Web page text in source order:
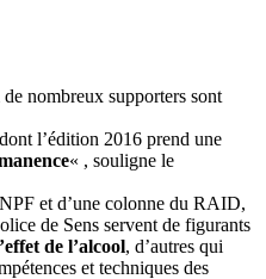
nombreux supporters sont
l’édition 2016 prend une
« , souligne le
et d’une colonne du RAID,
de Sens servent de figurants
de l’alcool, d’autres qui
et techniques des